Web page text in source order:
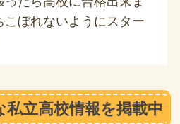
こぼれないようにスター
立高校情報を掲載中